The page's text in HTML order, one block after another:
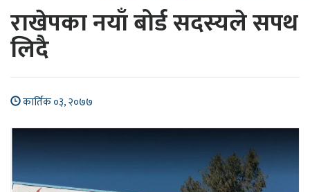
राखेपका नयाँ बोर्ड सदस्यले सपथ
लिदै
कार्तिक ०३, २०७७